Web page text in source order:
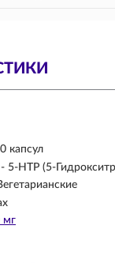
капсул
- 5-HTP (5-
мг